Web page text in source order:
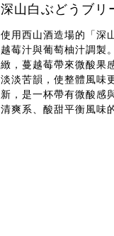
深山白ぶどうブリ
使用西山酒造場的「深
越莓汁與葡萄柚汁調製
緻，蔓越莓帶來微酸果
淡淡苦韻，使整體風味
新，是一杯帶有微酸感
清爽系、酸甜平衡風味